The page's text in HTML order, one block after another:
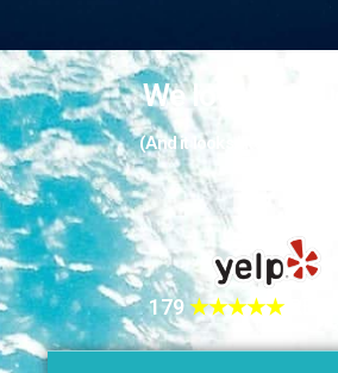
We love our
(And it looks like they love
179★★★★★